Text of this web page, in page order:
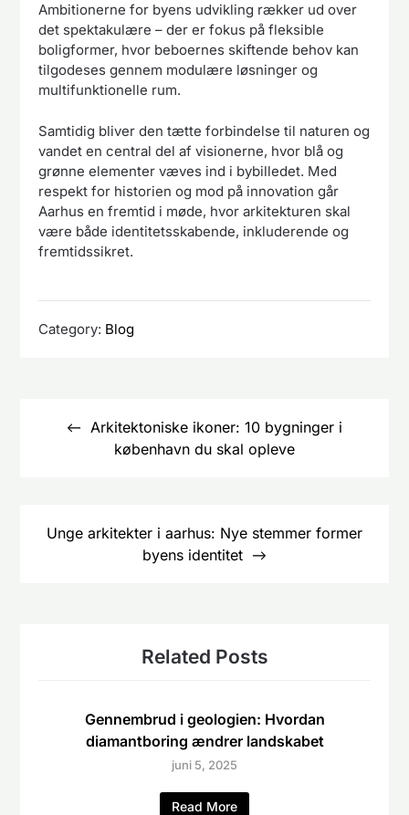
Ambitionerne for byens udvikling rækker ud over
det spektakulære – der er fokus på fleksible
boligformer, hvor beboernes skiftende behov kan
tilgodeses gennem modulære løsninger og
multifunktionelle rum.
Samtidig bliver den tætte forbindelse til naturen og
vandet en central del af visionerne, hvor blå og
grønne elementer væves ind i bybilledet. Med
respekt for historien og mod på innovation går
Aarhus en fremtid i møde, hvor arkitekturen skal
være både identitetsskabende, inkluderende og
fremtidssikret.
Category: Blog
Arkitektoniske ikoner: 10 bygninger i
københavn du skal opleve
Unge arkitekter i aarhus: Nye stemmer former
byens identitet
Related Posts
Gennembrud i geologien: Hvordan
diamantboring ændrer landskabet
juni 5, 2025
Read More